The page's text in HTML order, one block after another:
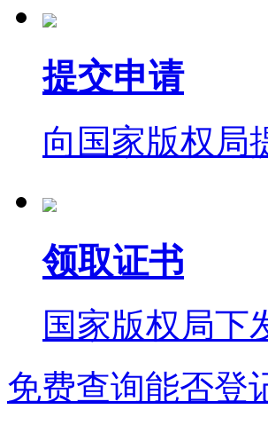
提交申请
向国家版权局
领取证书
国家版权局下
免费查询能否登